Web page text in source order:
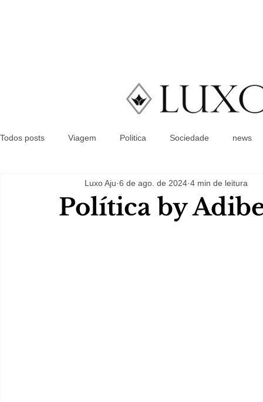
Todos posts Viagem Politica Sociedade news
Política by
Luxo Aju 6 de ago. de 2024 4 min de leitura